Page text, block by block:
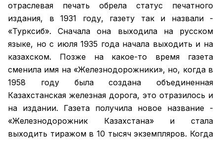
отраслевая печать обрела статус печатного
издания, в 1931 году, газету так и назвали -
«Турксиб». Сначала она выходила на русском
языке, но с июля 1935 года начала выходить и на
казахском. Позже на какое-то время газета
сменила имя на «Железнодорожники», но, когда в
1958 году была создана объединенная
Казахстанская железная дорога, это отразилось и
на издании. Газета получила новое название -
«Железнодорожник Казахстана» и стала
выходить тиражом в 10 тысяч экземпляров. Когда